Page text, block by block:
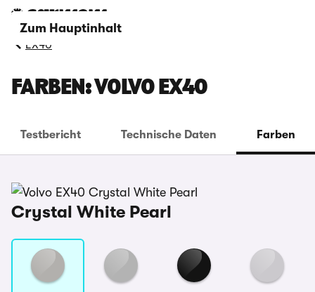
Zum Hauptinhalt
EX40
FARBEN: VOLVO EX40
Testbericht Technische Daten Farben
Crystal White Pearl